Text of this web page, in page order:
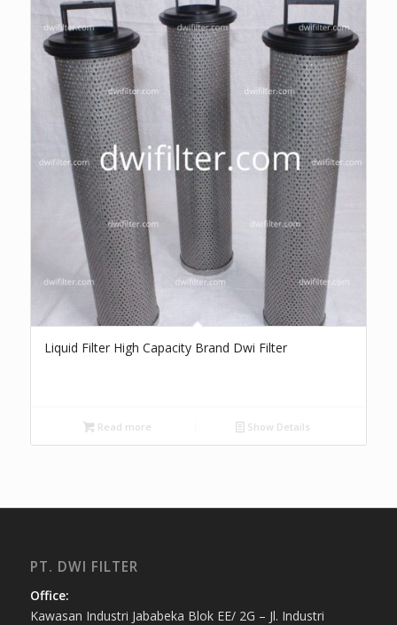
Liquid Filter High Capacity Brand Dwi Filter
Read more Show Details
PT. DWI FILTER
Office:
Kawasan Industri Jababeka Blok EE/ 2G – Jl. Industri